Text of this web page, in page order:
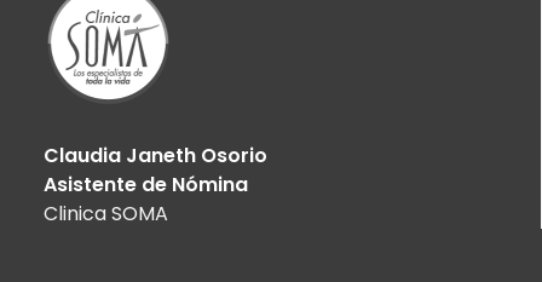
Claudia Janeth Osorio
Asistente de Nómina
Clinica SOMA